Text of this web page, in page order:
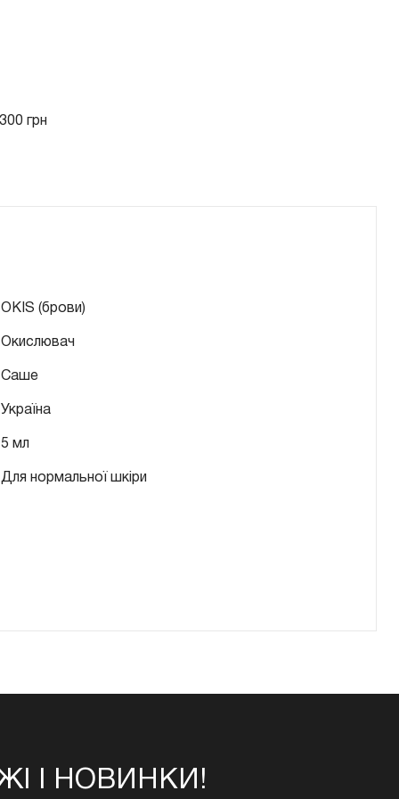
грн
OKIS (брови)
Окислювач
Саше
Україна
5 мл
Для нормальної шкіри
І НОВИНКИ!